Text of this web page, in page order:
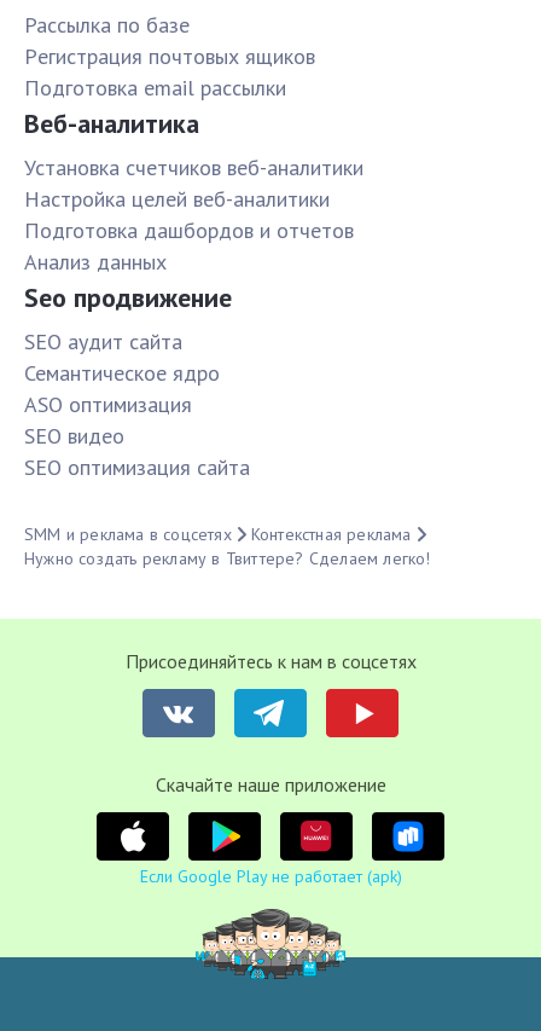
Рассылка по базе
Pегистрация почтовых ящиков
Подготовка email рассылки
Веб-аналитика
Установка счетчиков веб-аналитики
Настройка целей веб-аналитики
Подготовка дашбордов и отчетов
Анализ данных
Seo продвижение
SЕО аудит сайта
Семантическое ядро
ASO оптимизация
SЕО видео
SЕО оптимизация сайта
SMM и реклама в соцсетях
Контекстная реклама
Нужно создать рекламу в Твиттере? Сделаем легко!
Присоединяйтесь к нам в соцсетях
Cкачайте наше приложение
Если Google Play не работает (apk)